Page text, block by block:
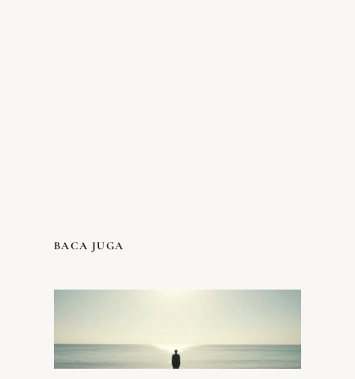
BACA JUGA